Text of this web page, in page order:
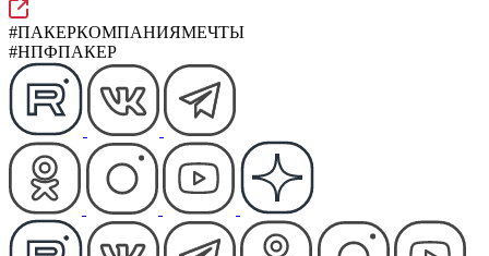
#ПАКЕРКОМПАНИЯМЕЧТЫ
#НПФПАКЕР